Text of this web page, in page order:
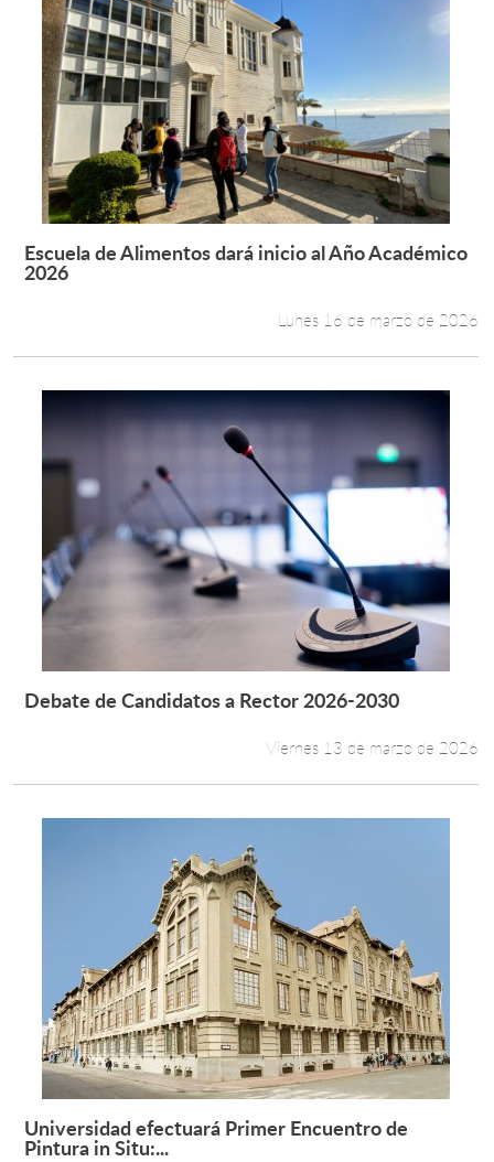
Leer más +
Escuela de Alimentos dará inicio al Año Académico
2026
Lunes 16 de marzo de 2026
Leer más +
Debate de Candidatos a Rector 2026-2030
Viernes 13 de marzo de 2026
Leer más +
Universidad efectuará Primer Encuentro de
Pintura in Situ:...